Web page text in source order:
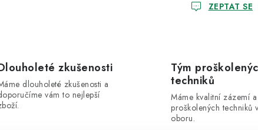
ZEPTAT SE
zkušenosti
dlouholeté zkušenosti a
vám to nejlepší
Tým
techniků
Máme kvalitní zázemí
proškolených techniků
oboru.